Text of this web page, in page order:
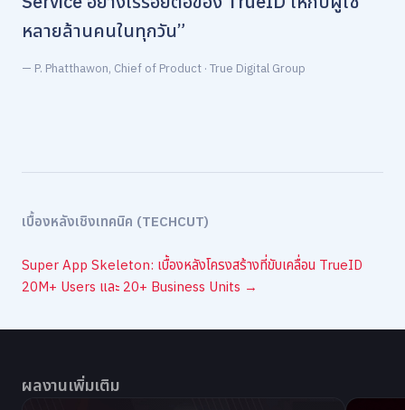
หลายล้านคนในทุกวัน”
— P. Phatthawon, Chief of Product · True Digital Group
เบื้องหลังเชิงเทคนิค (TECHCUT)
Super App Skeleton: เบื้องหลังโครงสร้างที่ขับเคลื่อน TrueID
20M+ Users และ 20+ Business Units →
ผลงานเพิ่มเติม